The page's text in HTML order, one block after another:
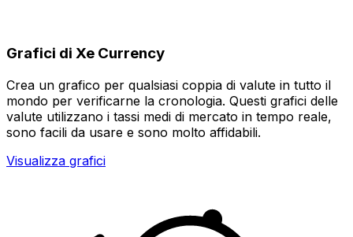
Grafici di Xe Currency
Crea un grafico per qualsiasi coppia di valute in tutto il
mondo per verificarne la cronologia. Questi grafici delle
valute utilizzano i tassi medi di mercato in tempo reale,
sono facili da usare e sono molto affidabili.
Visualizza grafici